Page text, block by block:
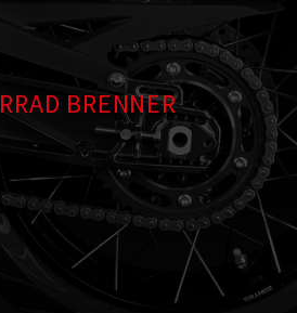
BRENNER